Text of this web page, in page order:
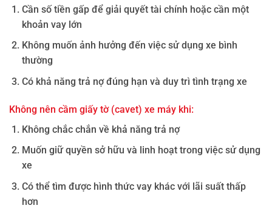
Cần số tiền gấp để giải quyết tài chính hoặc cần một
khoản vay lớn
Không muốn ảnh hưởng đến việc sử dụng xe bình
thường
Có khả năng trả nợ đúng hạn và duy trì tình trạng xe
Không nên cầm giấy tờ (cavet) xe máy khi:
Không chắc chắn về khả năng trả nợ
Muốn giữ quyền sở hữu và linh hoạt trong việc sử dụng
xe
Có thể tìm được hình thức vay khác với lãi suất thấp
hơn